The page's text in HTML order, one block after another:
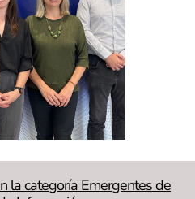
la categoría Emergentes de